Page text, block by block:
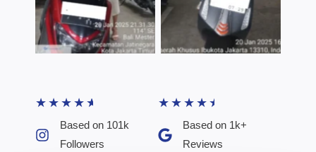
★ ★ ★ ★ ★
Based on 101k
Followers​
★ ★ ★ ★ ★
Based on 1k+
Reviews​